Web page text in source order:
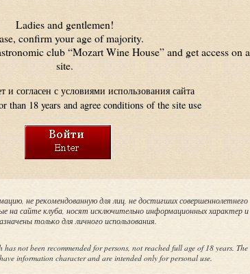
Ladies and gentlemen!
confirm your age of majority.
club “Mozart Wine House” and get access on a
site.
и согласен с условиями использования сайта
than 18 years and agree conditions of the site use
не рекомендованную для лиц, не достигших совершеннолетнего
на сайте клуба, носят исключительно информационных характер и
только для личного использования.
not been recommended for persons, not reached full age of 18 years. The
information character and are intended only for personal use.
также новую услугу —
в винодельческих хозяйствах с
в погребах производителя в
собственный баррик вина прямо
хозяйства в контакте с вами выберут лучший
будут храниться в винном погребе
производителя в идеальных условиях для оптимального